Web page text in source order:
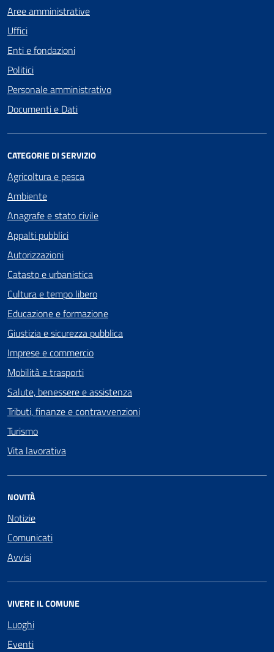
Aree amministrative
Uffici
Enti e fondazioni
Politici
Personale amministrativo
Documenti e Dati
CATEGORIE DI SERVIZIO
Agricoltura e pesca
Ambiente
Anagrafe e stato civile
Appalti pubblici
Autorizzazioni
Catasto e urbanistica
Cultura e tempo libero
Educazione e formazione
Giustizia e sicurezza pubblica
Imprese e commercio
Mobilità e trasporti
Salute, benessere e assistenza
Tributi, finanze e contravvenzioni
Turismo
Vita lavorativa
NOVITÀ
Notizie
Comunicati
Avvisi
VIVERE IL COMUNE
Luoghi
Eventi